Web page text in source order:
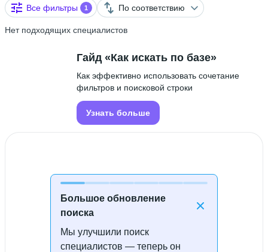
Все фильтры
1 По соответствию
Нет подходящих специалистов
Большое обновление
поиска
Мы улучшили поиск
специалистов — теперь он
Гайд «Как искать по базе»
Как эффективно использовать сочетание
фильтров и поисковой строки
Узнать больше
Специалисты не найдены